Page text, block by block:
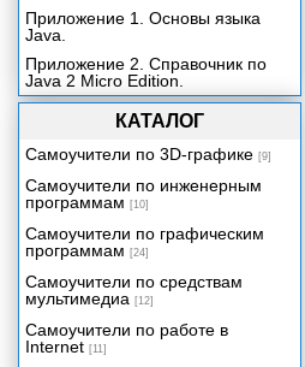
Приложение 1. Основы языка
Java.
Приложение 2. Справочник по
Java 2 Micro Edition.
КАТАЛОГ
Самоучители по 3D-графике [9]
Самоучители по инженерным
программам [10]
Самоучители по графическим
программам [24]
Самоучители по средствам
мультимедиа [12]
Самоучители по работе в
Internet [11]